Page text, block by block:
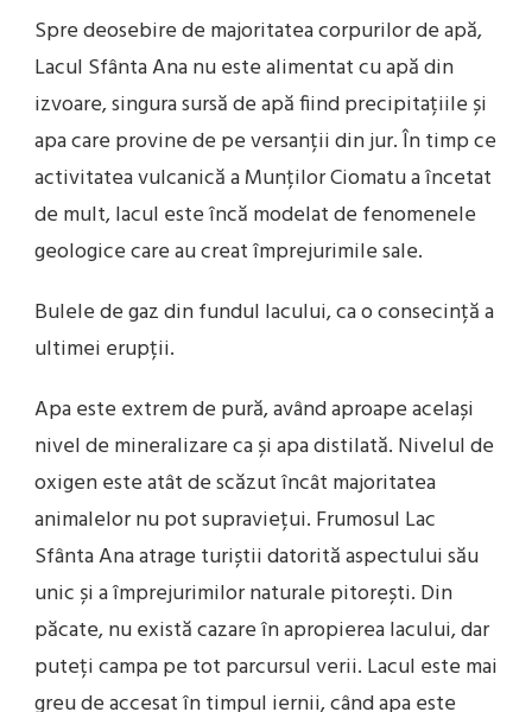
Spre deosebire de majoritatea corpurilor de apă,
Lacul Sfânta Ana nu este alimentat cu apă din
izvoare, singura sursă de apă fiind precipitațiile și
apa care provine de pe versanții din jur. În timp ce
activitatea vulcanică a Munților Ciomatu a încetat
de mult, lacul este încă modelat de fenomenele
geologice care au creat împrejurimile sale.
Bulele de gaz din fundul lacului, ca o consecință a
ultimei erupții.
Apa este extrem de pură, având aproape același
nivel de mineralizare ca și apa distilată. Nivelul de
oxigen este atât de scăzut încât majoritatea
animalelor nu pot supraviețui. Frumosul Lac
Sfânta Ana atrage turiștii datorită aspectului său
unic și a împrejurimilor naturale pitorești. Din
păcate, nu există cazare în apropierea lacului, dar
puteți campa pe tot parcursul verii. Lacul este mai
greu de accesat în timpul iernii, când apa este